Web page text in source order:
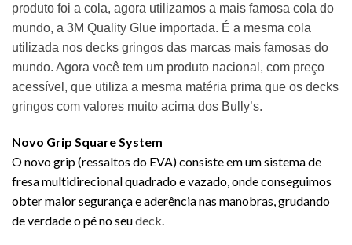
produto foi a cola, agora utilizamos a mais famosa cola do
mundo, a 3M Quality Glue importada. É a mesma cola
utilizada nos decks gringos das marcas mais famosas do
mundo. Agora você tem um produto nacional, com preço
acessível, que utiliza a mesma matéria prima que os decks
gringos com valores muito acima dos Bully’s.
Novo Grip Square System
O novo grip (ressaltos do EVA) consiste em um sistema de
fresa multidirecional quadrado e vazado, onde conseguimos
obter maior segurança e aderência nas manobras, grudando
de verdade o pé no seudeck.